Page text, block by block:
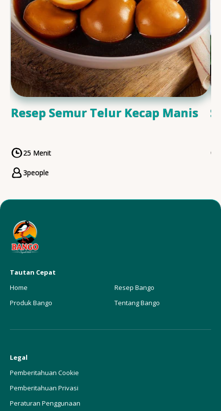
Resep Semur Telur Kecap Manis
CookingTime
25 Menit
Servings
3people
Tautan Cepat
Home
Produk Bango
Resep Bango
Tentang Bango
Legal
Pemberitahuan Cookie
Pemberitahuan Privasi
Peraturan Penggunaan